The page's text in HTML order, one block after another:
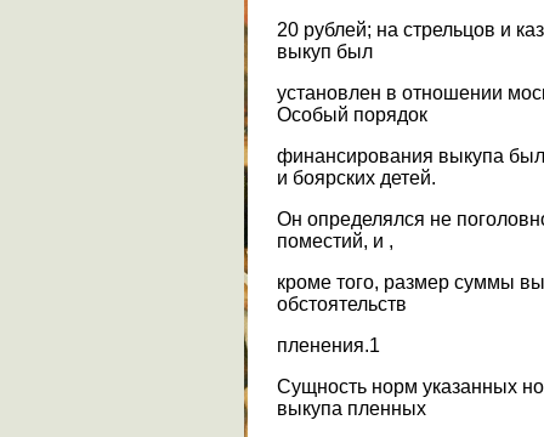
20 рублей; на стрельцов и
выкуп был
установлен в отношении
Особый порядок
финансирования выкупа
и боярских детей.
Он определялся не
поместий, и ,
кроме того, размер суммы
обстоятельств
пленения.1
Сущность норм указанных
выкупа пленных